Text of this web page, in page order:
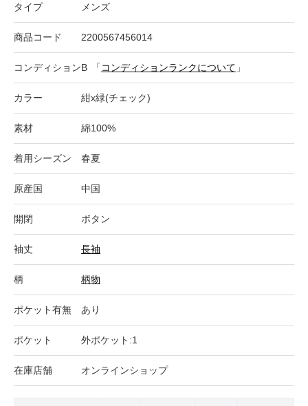
タイプ メンズ
商品コード 2200567456014
コンディションB 「 コンディションランクについて 」
カラー 紺x緑(チェック)
素材 綿100%
着用シーズン 春夏
原産国 中国
開閉 ボタン
袖丈 長袖
柄 柄物
ポケット有無 あり
ポケット 外ポケット:1
在庫店舗 オンラインショップ